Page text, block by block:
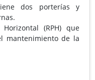
dos porterías y
(RPH) que
mantenimiento de la